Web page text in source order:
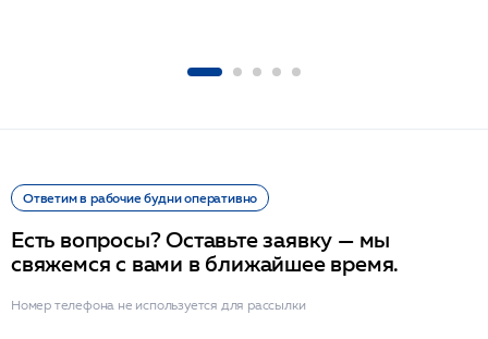
Ответим в рабочие будни оперативно
Есть вопросы? Оставьте заявку — мы
свяжемся с вами в ближайшее время.
Номер телефона не используется для рассылки